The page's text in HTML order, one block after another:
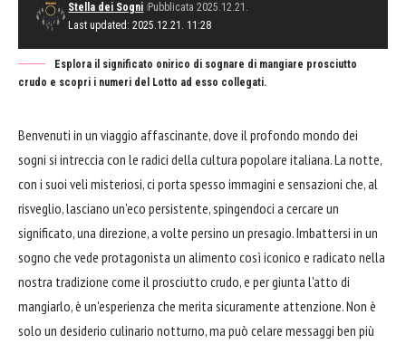
Last updated: 2025.12.21. 11:28
Stella dei Sogni Pubblicata 2025.12.21.
Esplora il significato onirico di sognare di mangiare prosciutto
crudo e scopri i numeri del Lotto ad esso collegati.
Benvenuti in un viaggio affascinante, dove il profondo mondo dei
sogni si intreccia con le radici della cultura popolare italiana. La notte,
con i suoi veli misteriosi, ci porta spesso immagini e sensazioni che, al
risveglio, lasciano un'eco persistente, spingendoci a cercare un
significato, una direzione, a volte persino un presagio. Imbattersi in un
sogno che vede protagonista un alimento così iconico e radicato nella
nostra tradizione come il prosciutto crudo, e per giunta l'atto di
mangiarlo, è un'esperienza che merita sicuramente attenzione. Non è
solo un desiderio culinario notturno, ma può celare messaggi ben più